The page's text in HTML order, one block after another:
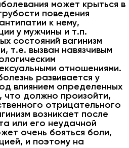
может крыться в
поведения
к нему,
у мужчины и т.п.
состояний вагинизм
т.е. вызван навязчивым
отношениями.
развивается у
влиянием определенных
что должно произойти,
отрицательного
возникает после
или его неудачной
очень бояться боли,
и поэтому на